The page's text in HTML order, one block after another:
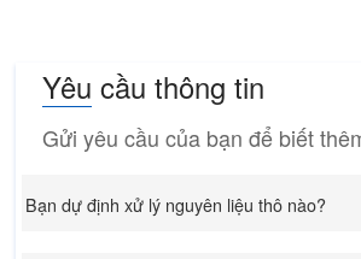
Yêu cầu thông tin
Gửi yêu cầu của bạn để biết